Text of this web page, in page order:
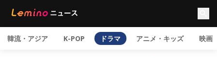
韓流・アジア K-POP ドラマ アニメ・キッズ 映画